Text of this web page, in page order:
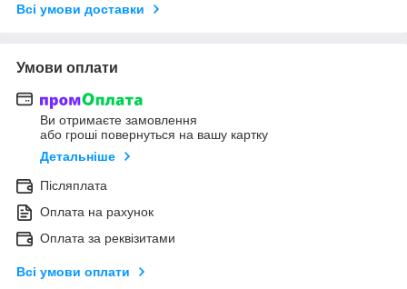
Всі умови доставки
Умови оплати
Ви отримаєте замовлення
або гроші повернуться на вашу картку
Детальніше
Післяплата
Оплата на рахунок
Оплата за реквізитами
Всі умови оплати